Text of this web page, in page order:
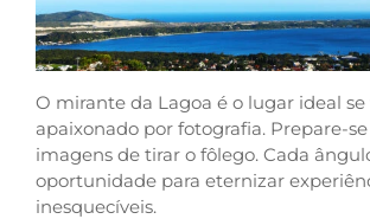
O mirante da Lagoa é o lugar ideal se
apaixonado por fotografia. Prepare-
imagens de tirar o fôlego. Cada
oportunidade para eternizar
inesquecíveis.